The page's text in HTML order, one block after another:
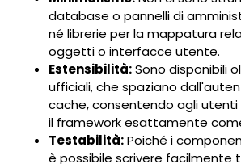
database o pannelli di
né librerie per la mappatura
oggetti o interfacce utente.
Estensibilità:Sono disponibili
ufficiali, che spaziano
cache, consentendo agli utenti
il framework esattamente
Testabilità:Poiché i
è possibile scrivere facilmente